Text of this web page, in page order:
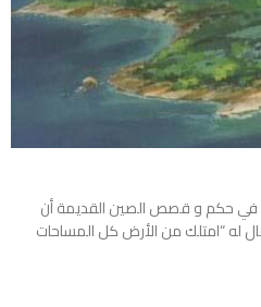
في حكم و قصص الصين القديمة أن
له “امتلك من الأرض كل المساحات